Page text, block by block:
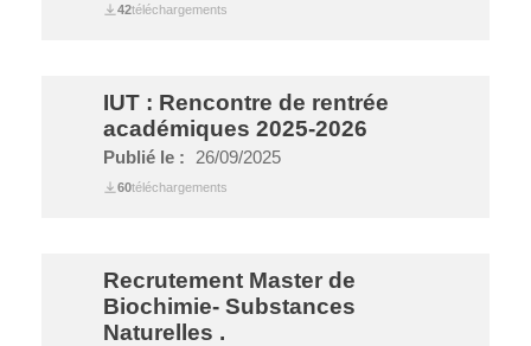
42téléchargements
IUT : Rencontre de rentrée
académiques 2025-2026
Publié le : 26/09/2025
60téléchargements
Recrutement Master de
Biochimie- Substances
Naturelles .